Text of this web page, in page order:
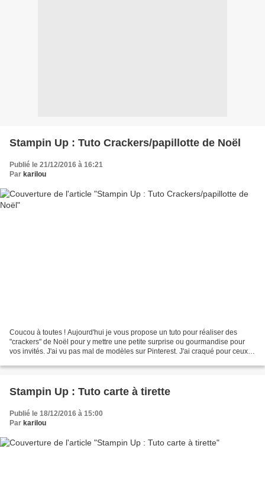
Stampin Up : Tuto Crackers/papillotte de Noël
Publié le 21/12/2016 à 16:21
Par karilou
Coucou à toutes ! Aujourd'hui je vous propose un tuto pour réaliser des
"crackers" de Noël pour y mettre une petite surprise ou gourmandise pour
vos invités. J'ai vu pas mal de modèles sur Pinterest. J'ai craqué pour ceux
Stampin Up : Tuto carte à tirette
Publié le 18/12/2016 à 15:00
Par karilou